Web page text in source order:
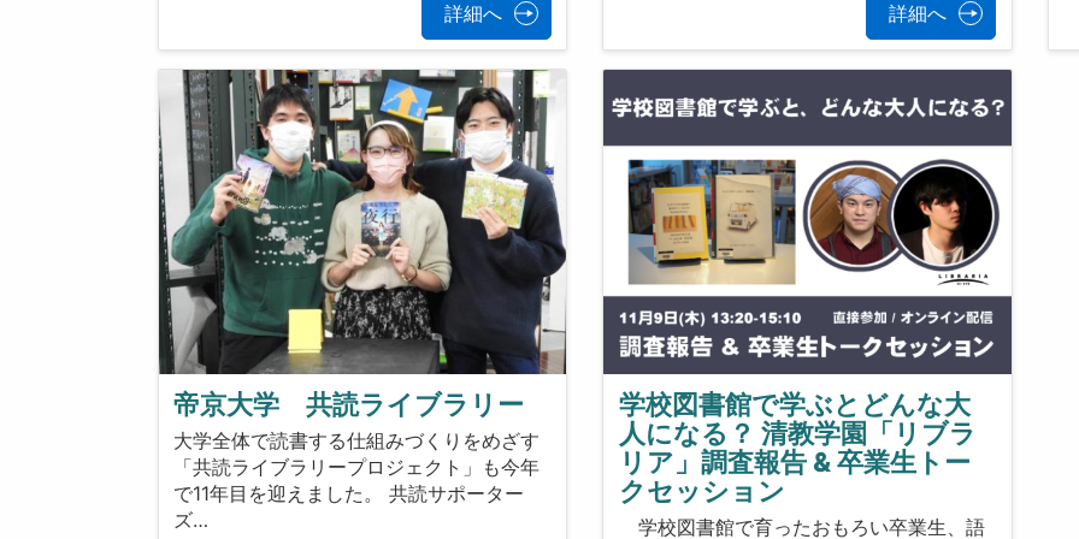
詳細へ 詳細へ
帝京大学 共読ライブラリー
大学全体で読書する仕組みづくりをめざす
「共読ライブラリープロジェクト」も今年
で11年目を迎えました。 共読サポーター
ズ…
学校図書館で学ぶとどんな大
人になる？ 清教学園「リブラ
リア」調査報告 & 卒業生トー
クセッション
学校図書館で育ったおもろい卒業生、語